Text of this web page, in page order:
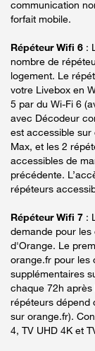
communication
forfait mobile.
Répéteur Wifi 6 :
nombre de
logement. Le
votre Livebox en
5 par du Wi-Fi 6
avec Décodeur
est accessible sur
Max, et les 2
accessibles de
précédente.
répéteurs
Répéteur Wifi 7 :
demande pour
d'Orange. Le
orange.fr pour les
supplémentaires
chaque 72h
répéteurs dépend
sur orange.fr).
4, TV UHD 4K et